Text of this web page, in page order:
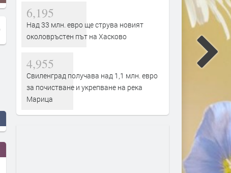
6,195
Над 33 млн. евро ще струва новият
околовръстен път на Хасково
4,955
Свиленград получава над 1,1 млн. евро
за почистване и укрепване на река
Марица